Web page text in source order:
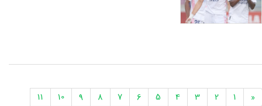
«
1
2
3
4
5
6
7
8
9
10
11